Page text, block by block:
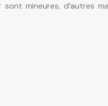
mineures, d’autres